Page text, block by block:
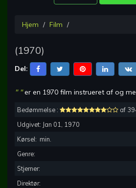
Hjem Film
(1970)
Del:
" "er en 1970 film instrueret af og
Bedømmelse :
af
Udgivet: Jan 01, 1970
Kørsel: min.
Genre:
Stjerner:
Direktør: